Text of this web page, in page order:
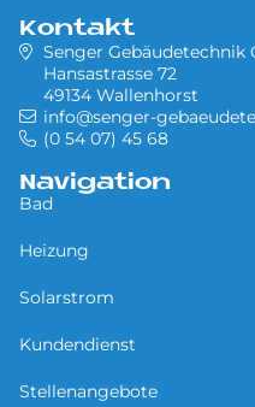
Kontakt
Senger Gebäudetechnik
Hansastrasse 72
49134 Wallenhorst
info@senger-
(0 54 07) 45 68
Navigation
Bad
Heizung
Solarstrom
Kundendienst
Stellenangebote